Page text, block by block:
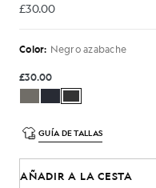
£30.00
£30.00
Color: Negro azabache
£30.00
GUÍA DE TALLAS
AÑADIR A LA CESTA